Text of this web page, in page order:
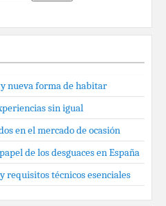
nueva forma de habitar
sin igual
en el mercado de ocasión
de los desguaces en España
requisitos técnicos esenciales